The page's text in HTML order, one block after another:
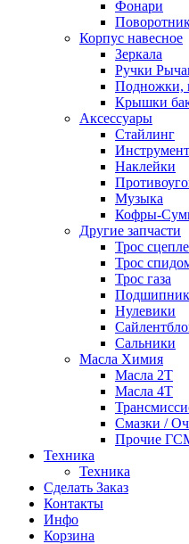
Фонари
Корпус навесное
Зеркала
Ручки
Подножки,
Крышки
Аксессуары
Стайлинг
Инструмент
Наклейки
Музыка
Кофры-
Другие запчасти
Трос
Трос
Трос газа
Нулевики
Сальники
Масла Химия
Масла 2Т
Масла 4Т
Смазки /
Прочие
Техника
Техника
Сделать Заказ
Контакты
Инфо
Корзина